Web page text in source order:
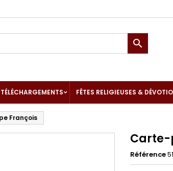

TÉLÉCHARGEMENTS FÊTES RELIGIEUSES &
François
Carte-
Référence